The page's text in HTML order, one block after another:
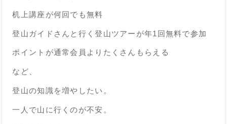
机上講座が何回でも無料
登山ガイドさんと行く登山ツアーが年1回無料で参加
ポイントが通常会員よりたくさんもらえる
など、
登山の知識を増やしたい。
一人で山に行くのが不安。